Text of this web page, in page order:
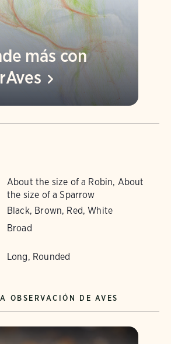
más con
About the size of a Robin, About
the size of a Sparrow
Black, Brown, Red, White
Broad
Long, Rounded
OBSERVACIÓN DE AVES